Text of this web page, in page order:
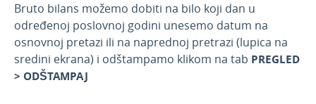
Bruto bilans možemo dobiti na bilo koji dan u
određenoj poslovnoj godini unesemo datum na
osnovnoj pretazi ili na naprednoj pretrazi (lupica na
sredini ekrana) i odštampamo klikom na tab PREGLED
> ODŠTAMPAJ